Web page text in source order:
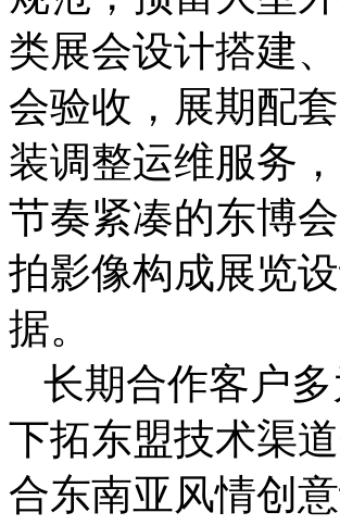
类展会设计搭建
会验收，展期配
装调整运维服务
节奏紧凑的东博
拍影像构成展览
据。
长期合作客户
下拓东盟技术渠
合东南亚风情创